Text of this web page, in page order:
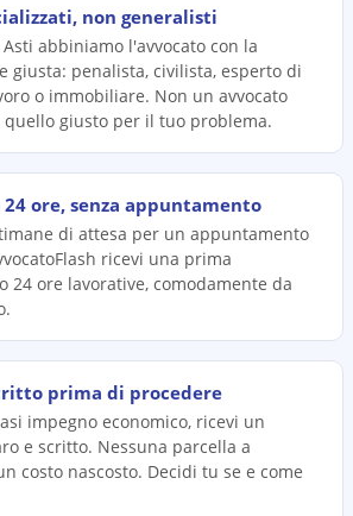
non generalisti
Asti abbiniamo l'avvocato con la
giusta: penalista, civilista, esperto di
o immobiliare. Non un avvocato
giusto per il tuo problema.
ore, senza appuntamento
di attesa per un appuntamento
ricevi una prima
24 ore lavorative, comodamente da
prima di procedere
impegno economico, ricevi un
e scritto. Nessuna parcella a
costo nascosto. Decidi tu se e come